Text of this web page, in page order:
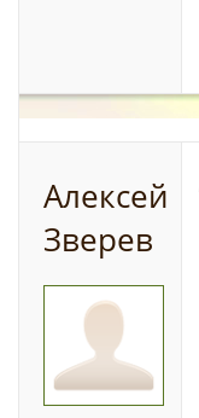
Алексей
Зверев